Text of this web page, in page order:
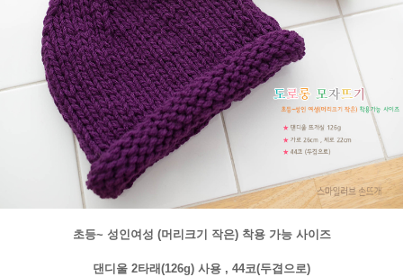
초등~ 성인여성 (머리크기 작은) 착용 가능 사이즈
댄디울 2타래(126g) 사용 , 44코(두겹으로)